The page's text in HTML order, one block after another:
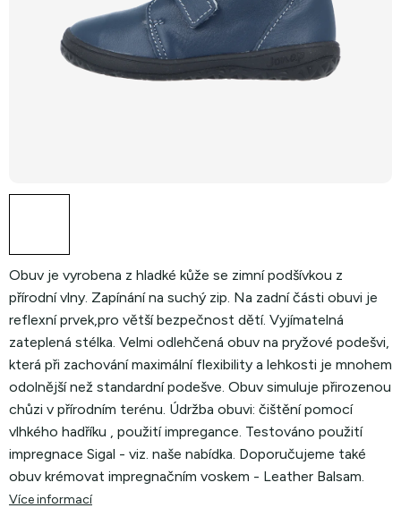
Obuv je vyrobena z hladké kůže se zimní podšívkou z
přírodní vlny. Zapínání na suchý zip. Na zadní části obuvi je
reflexní prvek,pro větší bezpečnost dětí. Vyjímatelná
zateplená stélka. Velmi odlehčená obuv na pryžové podešvi,
která při zachování maximální flexibility a lehkosti je mnohem
odolnější než standardní podešve. Obuv simuluje přirozenou
chůzi v přírodním terénu. Údržba obuvi: čištění pomocí
vlhkého hadříku , použití impregance. Testováno použití
impregnace Sigal - viz. naše nabídka. Doporučujeme také
obuv krémovat impregnačním voskem - Leather Balsam.
Více informací